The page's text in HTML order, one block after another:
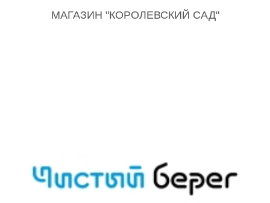
МАГАЗИН "КОРОЛЕВСКИЙ САД"